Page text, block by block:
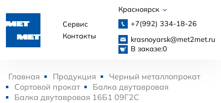
Сервис
Контакты
Красноярск
+7(992) 334-18-26
krasnoyarsk@met2met.ru
В заказе:0
Главная Продукция
Черный металлопрокат
Сортовой прокат
Балка двутавровая
Балка двутавровая 16Б1 09Г2С